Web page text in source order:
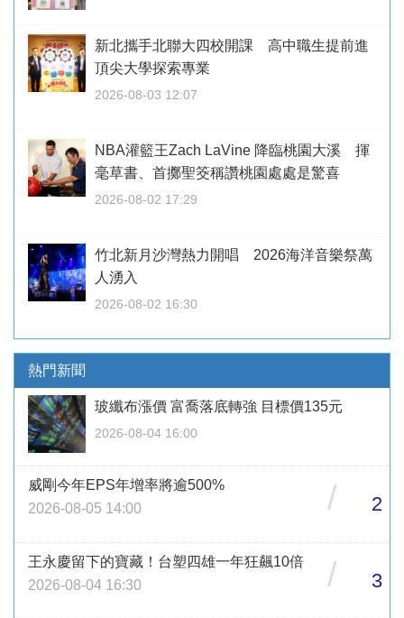
新北攜手北聯大四校開課 高中職生提前進
頂尖大學探索專業
2026-08-03 12:07
NBA灌籃王Zach LaVine 降臨桃園大溪 揮
毫草書、首擲聖筊稱讚桃園處處是驚喜
2026-08-02 17:29
竹北新月沙灣熱力開唱 2026海洋音樂祭萬
人湧入
2026-08-02 16:30
熱門新聞
玻纖布漲價 富喬落底轉強 目標價135元
2026-08-04 16:00
威剛今年EPS年增率將逾500%
2026-08-05 14:00
/ 2
王永慶留下的寶藏！台塑四雄一年狂飆10倍
2026-08-04 16:30
/ 3